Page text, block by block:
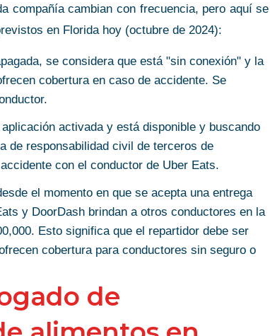
compañía cambian con frecuencia, pero aquí se
en Florida hoy (octubre de 2024):
se considera que está "sin conexión" y la
cobertura en caso de accidente. Se
activada y está disponible y buscando
de responsabilidad civil de terceros de
con el conductor de Uber Eats.
el momento en que se acepta una entrega
y DoorDash brindan a otros conductores en la
Esto significa que el repartidor debe ser
cobertura para conductores sin seguro o
de